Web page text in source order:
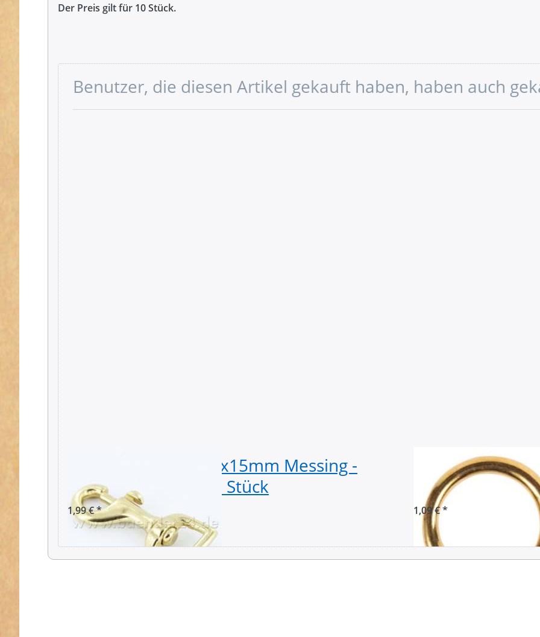
Der Preis gilt für 10 Stück.
Benutzer, die diesen Artikel gekauft haben, haben auch
Bolzenkarabiner 59x15mm Messing -
15mm Durchlass - 1 Stück
1,99 € *
24mm
- 4mm stark - 1
1,09 € *